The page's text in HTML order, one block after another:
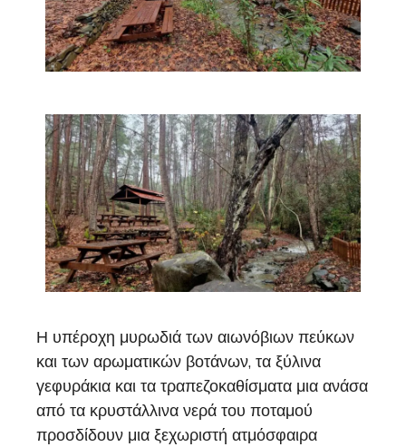
Η υπέροχη μυρωδιά των αιωνόβιων πεύκων
και των αρωματικών βοτάνων, τα ξύλινα
γεφυράκια και τα τραπεζοκαθίσματα μια ανάσα
από τα κρυστάλλινα νερά του ποταμού
προσδίδουν μια ξεχωριστή ατμόσφαιρα